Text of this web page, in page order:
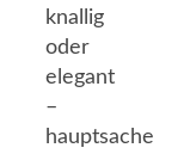
knallig
oder
elegant
–
hauptsache